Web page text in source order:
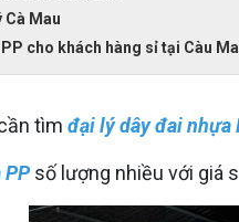
Cà Mau
cho khách hàng sỉ tại Càu
tìm đại lý dây đai nhựa
PPsố lượng nhiều với giá